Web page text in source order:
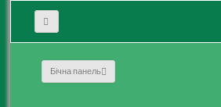
Бічна панель